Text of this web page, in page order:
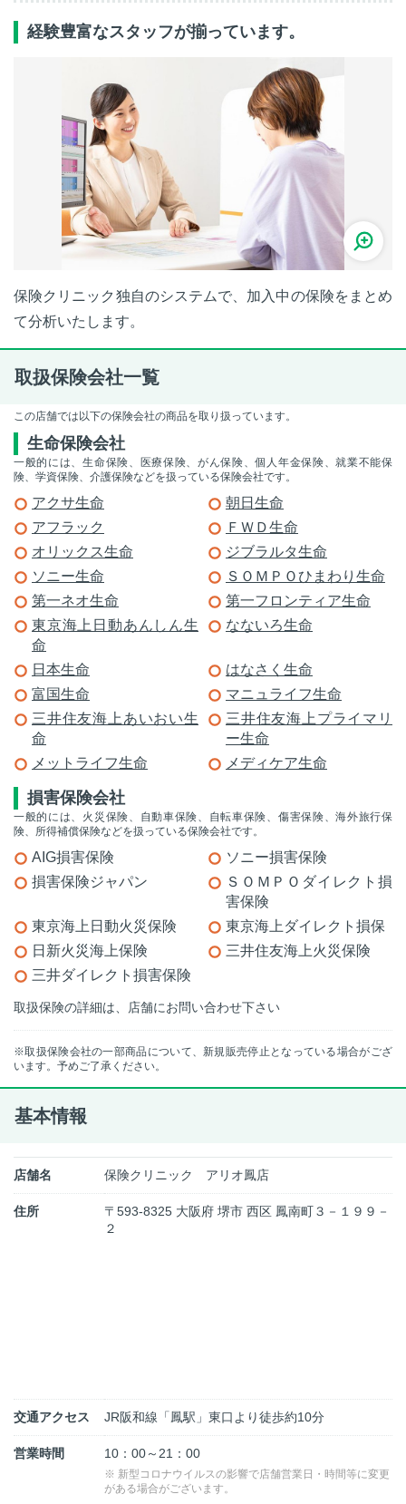
経験豊富なスタッフが揃っています。
保険クリニック独自のシステムで、加入中の保険をまとめ
て分析いたします。
取扱保険会社一覧
この店舗では以下の保険会社の商品を取り扱っています。
生命保険会社
一般的には、生命保険、医療保険、がん保険、個人年金保険、就業不能保
険、学資保険、介護保険などを扱っている保険会社です。
アクサ生命
朝日生命
アフラック
ＦＷＤ生命
オリックス生命
ジブラルタ生命
ソニー生命
ＳＯＭＰＯひまわり生命
第一ネオ生命
第一フロンティア生命
東京海上日動あんしん生
命
なないろ生命
日本生命
はなさく生命
富国生命
マニュライフ生命
三井住友海上あいおい生
命
三井住友海上プライマリ
ー生命
メットライフ生命
メディケア生命
損害保険会社
一般的には、火災保険、自動車保険、自転車保険、傷害保険、海外旅行保
険、所得補償保険などを扱っている保険会社です。
AIG損害保険
ソニー損害保険
損害保険ジャパン
ＳＯＭＰＯダイレクト損
害保険
東京海上日動火災保険
東京海上ダイレクト損保
日新火災海上保険
三井住友海上火災保険
三井ダイレクト損害保険
取扱保険の詳細は、店舗にお問い合わせ下さい
※取扱保険会社の一部商品について、新規販売停止となっている場合がござ
います。予めご了承ください。
基本情報
店舗名 保険クリニック アリオ鳳店
住所
〒593-8325 大阪府 堺市 西区 鳳南町３－１９９－
２
交通アクセス JR阪和線「鳳駅」東口より徒歩約10分
営業時間 10：00～21：00
※ 新型コロナウイルスの影響で店舗営業日・時間等に変更
がある場合がございます。